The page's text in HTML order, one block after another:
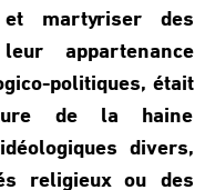
martyriser des
appartenance
politiques, était
de la haine
divers,
religieux ou des